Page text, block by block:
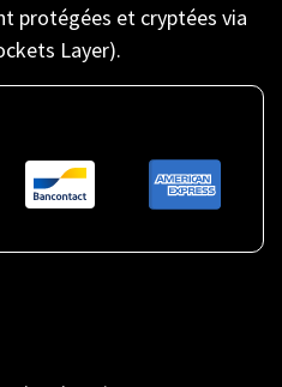
protégées et cryptées via
Layer).